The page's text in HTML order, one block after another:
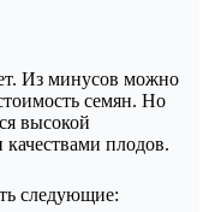
Из минусов можно
семян. Но
высокой
плодов.
следующие: